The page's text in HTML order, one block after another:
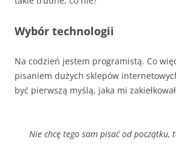
Wybór technologii
Na codzień jestem programistą. Co
pisaniem dużych sklepów
być pierwszą myślą, jaka mi
Nie chcę tego sam pisać od początku,